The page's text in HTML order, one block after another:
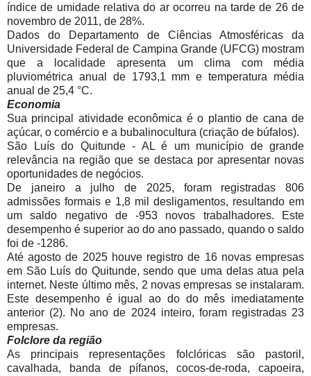
índice de umidade relativa do ar ocorreu na tarde de 26 de
novembro de 2011, de 28%.
Dados do Departamento de Ciências Atmosféricas da
Universidade Federal de Campina Grande (UFCG) mostram
que a localidade apresenta um clima com média
pluviométrica anual de 1793,1 mm e temperatura média
anual de 25,4 °C.
Economia
Sua principal atividade econômica é o plantio de cana de
açúcar, o comércio e a bubalinocultura (criação de búfalos).
São Luís do Quitunde - AL é um município de grande
relevância na região que se destaca por apresentar novas
oportunidades de negócios.
De janeiro a julho de 2025, foram registradas 806
admissões formais e 1,8 mil desligamentos, resultando em
um saldo negativo de -953 novos trabalhadores. Este
desempenho é superior ao do ano passado, quando o saldo
foi de -1286.
Até agosto de 2025 houve registro de 16 novas empresas
em São Luís do Quitunde, sendo que uma delas atua pela
internet. Neste último mês, 2 novas empresas se instalaram.
Este desempenho é igual ao do do mês imediatamente
anterior (2). No ano de 2024 inteiro, foram registradas 23
empresas.
Folclore da região
As principais representações folclóricas são pastoril,
cavalhada, banda de pífanos, cocos-de-roda, capoeira,